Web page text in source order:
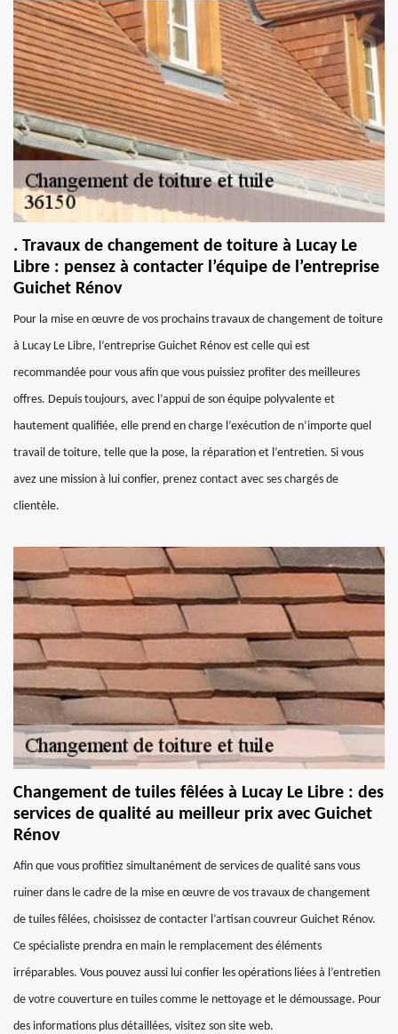
. Travaux de changement de toiture à Lucay Le
Libre : pensez à contacter l’équipe de l’entreprise
Guichet Rénov
Pour la mise en œuvre de vos prochains travaux de changement de toiture
à Lucay Le Libre, l’entreprise Guichet Rénov est celle qui est
recommandée pour vous afin que vous puissiez profiter des meilleures
offres. Depuis toujours, avec l’appui de son équipe polyvalente et
hautement qualifiée, elle prend en charge l’exécution de n’importe quel
travail de toiture, telle que la pose, la réparation et l’entretien. Si vous
avez une mission à lui confier, prenez contact avec ses chargés de
clientèle.
Changement de tuiles fêlées à Lucay Le Libre : des
services de qualité au meilleur prix avec Guichet
Rénov
Afin que vous profitiez simultanément de services de qualité sans vous
ruiner dans le cadre de la mise en œuvre de vos travaux de changement
de tuiles fêlées, choisissez de contacter l’artisan couvreur Guichet Rénov.
Ce spécialiste prendra en main le remplacement des éléments
irréparables. Vous pouvez aussi lui confier les opérations liées à l’entretien
de votre couverture en tuiles comme le nettoyage et le démoussage. Pour
des informations plus détaillées, visitez son site web.